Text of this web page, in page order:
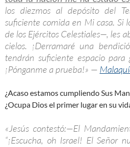
los diezmos al depósito del
suficiente comida en Mi casa. Si
de los Ejércitos Celestiales—, les
cielos. ¡Derramaré una
tendrán suficiente espacio para
¡Pónganme a prueba!» —
¿Acaso estamos cumpliendo Sus
¿Ocupa Dios el primer lugar en su
«Jesús contestó:—El
“¡Escucha, oh Israel! El Señor